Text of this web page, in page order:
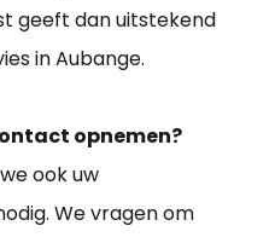
geeft dan uitstekend
in Aubange.
opnemen?
ook uw
We vragen om